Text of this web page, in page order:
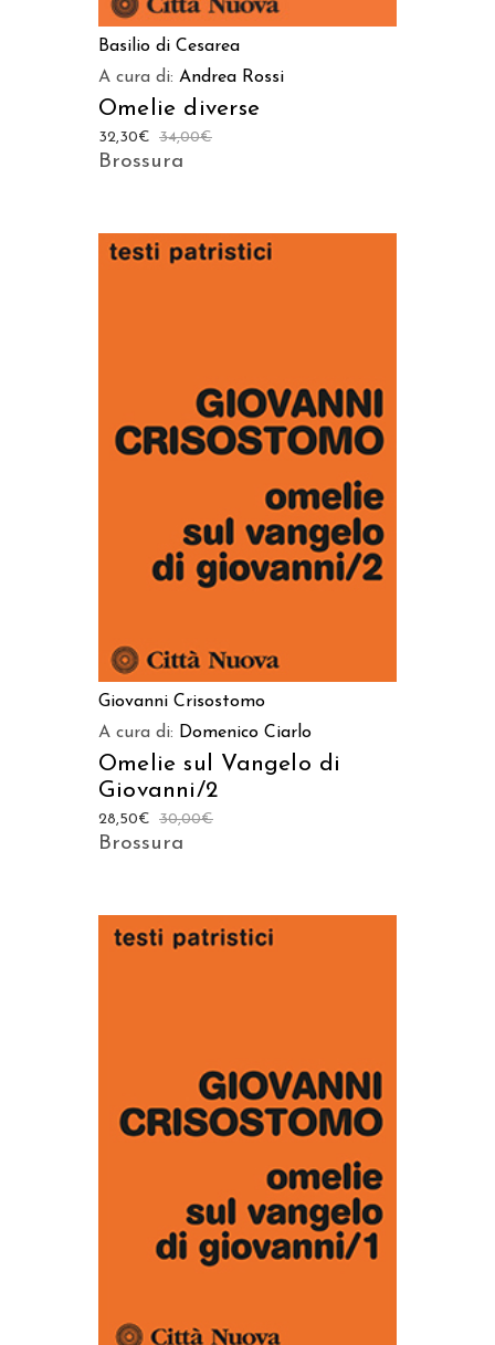
Basilio di Cesarea
A cura di: Andrea Rossi
Omelie diverse
34,00€
32,30€
Brossura
AGGIUNGI AL CARRELLO
Giovanni Crisostomo
A cura di: Domenico Ciarlo
Omelie sul Vangelo di
Giovanni/2
30,00€
28,50€
Brossura
AGGIUNGI AL CARRELLO